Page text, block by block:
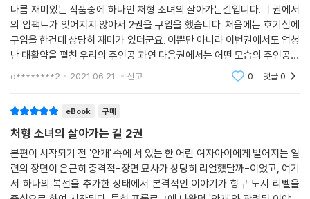
나름 재미있는 작품중에 하나인 처형 소녀의 살아가는길입니다. ㅣ권에서
의 임팩트가 잊어지지 않아서 2권을 구입을 했습니다. 처음에는 호기심에
구입을 한건데 상당히 재미가 있더군요. 이뿐만 아니라 이번권에서도 엄청
난 대활약을 펼친 우리의 주인공 과연 다음권에서는 어떤 모습의 주인공을
볼수 있을까요? 나름 기대작중에 하나입니다. 개인적으로는 주인공의 모
d********2 2021.06.21. 신고 0 댓글0
eBook 구매
처형 소녀의 살아가는 길 2권
본편이 시작되기 전 '안개' 속에 서 있는 한 어린 여자아이에게 벌어지는 일
련의 장면이 은근히 충격적-장면 묘사가 상당히 리얼했달까-이었고, 여기
서 하나의 복선을 추가한 상태에서 본격적인 이야기가 항구 도시 리벨을